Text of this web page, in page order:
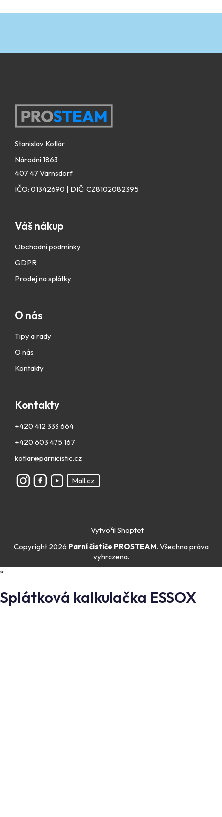
Zápatí
Stanislav Kotlár
Národní 1863
407 47 Varnsdorf
IČO: 01342690 | DIČ: CZ8102082395
Váš nákup
Obchodní podmínky
GDPR
Prodej na splátky
O nás
Tipy a rady
O nás
Kontakty
Kontakty
+420 412 333 664
+420 603 475 167
kotlar@parnicistic.cz
Mall.cz
Vytvořil Shoptet
Copyright 2026 Parní čističe PROSTEAM. Všechna práva
vyhrazena.
×
Splátková kalkulačka ESSOX